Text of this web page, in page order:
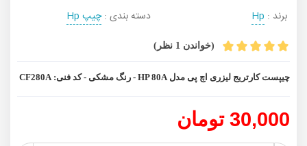
برند : Hp دسته بندی : چیپ Hp
(خواندن 1 نظر)
چیپست کارتریج لیزری اچ پی مدل HP 80A - رنگ مشکی - کد فنی: CF280A
30,000 تومان